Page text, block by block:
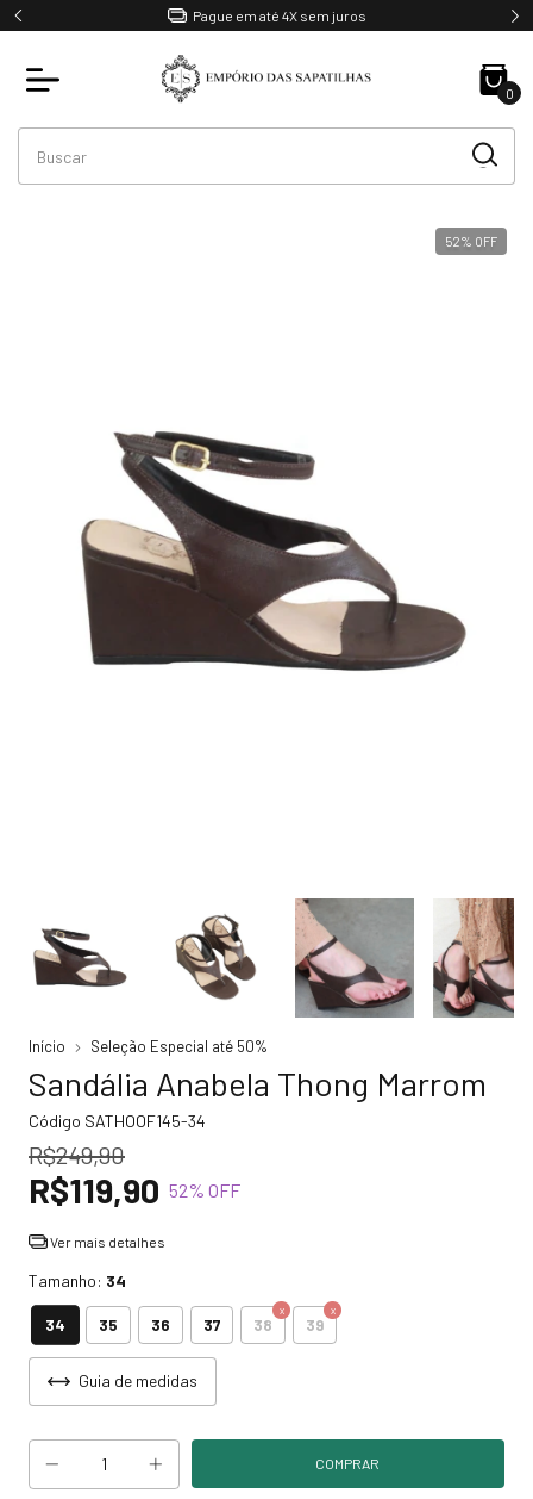
Pague em até 4X sem juros
0
52% OFF
Início Seleção Especial até 50%
Sandália Anabela Thong Marrom
Código SATHOOF145-34
R$249,90
R$119,90 52% OFF
Ver mais detalhes
Tamanho: 34
34 35 36 37 38 39
Guia de medidas